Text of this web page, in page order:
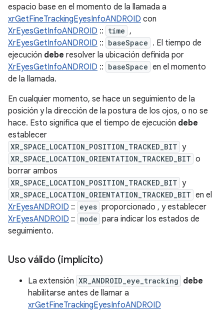
espacio base en el momento de la llamada a
xrGetFineTrackingEyesInfoANDROID con
XrEyesGetInfoANDROID :: time ,
XrEyesGetInfoANDROID :: baseSpace . El tiempo de
ejecución debe resolver la ubicación definida por
XrEyesGetInfoANDROID :: baseSpace en el momento
de la llamada.
En cualquier momento, se hace un seguimiento de la
posición y la dirección de la postura de los ojos, o no se
hace. Esto significa que el tiempo de ejecución debe
establecer
XR_SPACE_LOCATION_POSITION_TRACKED_BIT y
XR_SPACE_LOCATION_ORIENTATION_TRACKED_BIT o
borrar ambos
XR_SPACE_LOCATION_POSITION_TRACKED_BIT y
XR_SPACE_LOCATION_ORIENTATION_TRACKED_BIT en el
XrEyesANDROID :: eyes proporcionado , y establecer
XrEyesANDROID :: mode para indicar los estados de
seguimiento.
Uso válido (implícito)
La extensión XR_ANDROID_eye_tracking debe
habilitarse antes de llamar a
xrGetFineTrackingEyesInfoANDROID